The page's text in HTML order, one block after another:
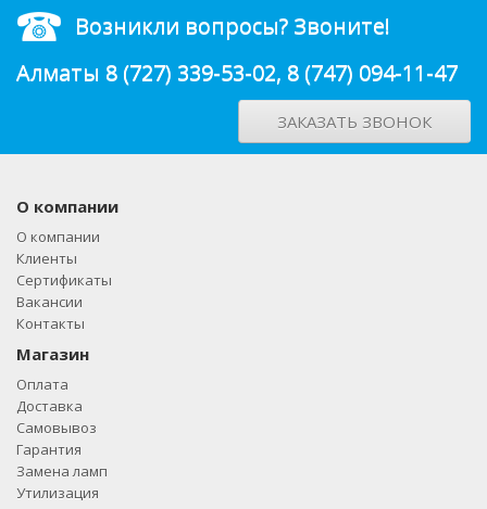
Возникли вопросы? Звоните!
Алматы 8 (727) 339-53-02, 8 (747) 094-11-47
ЗАКАЗАТЬ ЗВОНОК
О компании
О компании
Клиенты
Сертификаты
Вакансии
Контакты
Магазин
Оплата
Доставка
Самовывоз
Гарантия
Замена ламп
Утилизация